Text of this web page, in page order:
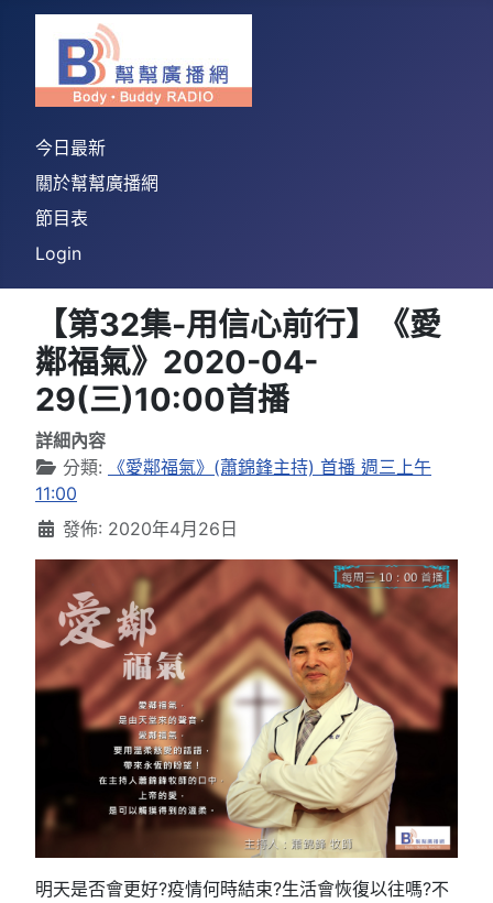
今日最新
關於幫幫廣播網
節目表
Login
【第32集-用信心前行】《愛
鄰福氣》2020-04-
29(三)10:00首播
詳細內容
分類:
《愛鄰福氣》(蕭錦鋒主持) 首播 週三上午
11:00
發佈: 2020年4月26日
明天是否會更好?疫情何時結束?生活會恢復以往嗎?不